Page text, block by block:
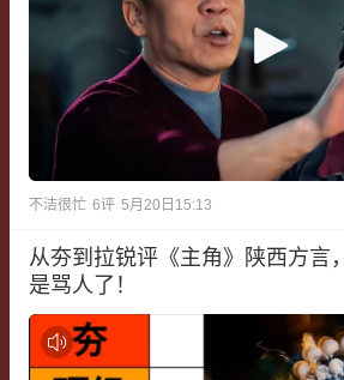
不洁很忙 6评 5月20日15:13
从夯到拉锐评《主角》陕西方言
是骂人了！